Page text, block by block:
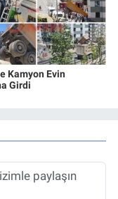
Kamyon Evin
Girdi